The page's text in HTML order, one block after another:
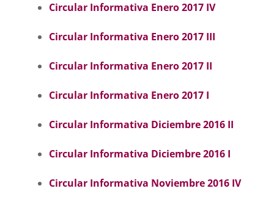
Circular Informativa Enero 2017 IV
Circular Informativa Enero 2017 III
Circular Informativa Enero 2017 II
Circular Informativa Enero 2017 I
Circular Informativa Diciembre 2016 II
Circular Informativa Diciembre 2016 I
Circular Informativa Noviembre 2016 IV